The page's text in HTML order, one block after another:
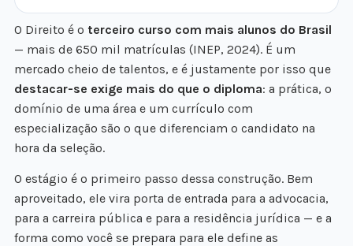
O Direito é o terceiro curso com mais alunos do Brasil
— mais de 650 mil matrículas (INEP, 2024). É um
mercado cheio de talentos, e é justamente por isso que
destacar-se exige mais do que o diploma: a prática, o
domínio de uma área e um currículo com
especialização são o que diferenciam o candidato na
hora da seleção.
O estágio é o primeiro passo dessa construção. Bem
aproveitado, ele vira porta de entrada para a advocacia,
para a carreira pública e para a residência jurídica — e a
forma como você se prepara para ele define as